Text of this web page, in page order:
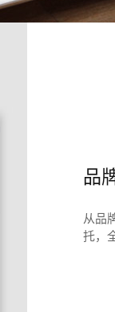
品
从品
托，